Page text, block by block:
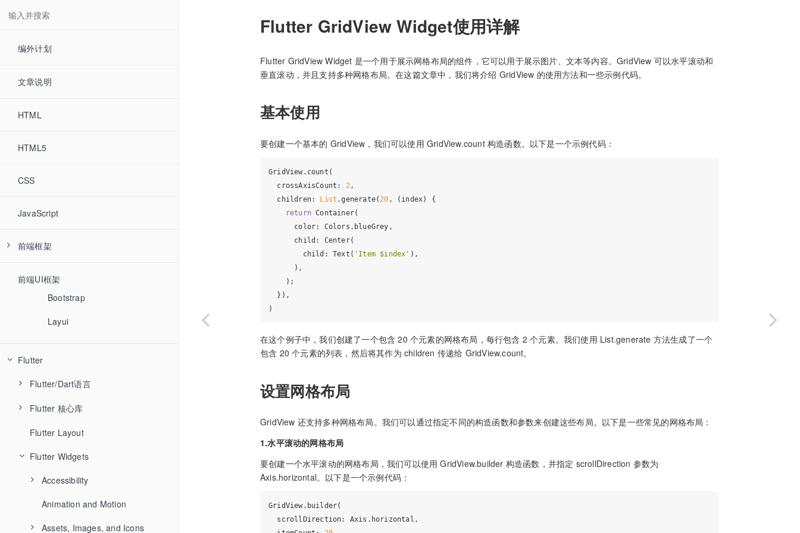
编外计划
文章说明
HTML
HTML5
CSS
JavaScript
前端框架
React
jQuery
Ember
Backbone
前端UI框架
Bootstrap
Layui
Flutter
Flutter/Dart语言
关键字
async
await
Flutter/Dart核心库
dart:async
dart:collection
dart:convert
dart:core
Flutter 核心库
animation
cupertino
foundation
gestures
material
Flutter Layout
Flutter Widgets
Accessibility
ExcludeSemantics
MergeSemantics
Animation and Motion
Assets, Images, and Icons
Flutter GridView Widget使用详解
Flutter GridView Widget 是一个用于展示网格布局的组件，它可以用于展示图片、文本等内容。GridView 可以水平滚动和
垂直滚动，并且支持多种网格布局。在这篇文章中，我们将介绍 GridView 的使用方法和一些示例代码。
基本使用
要创建一个基本的 GridView，我们可以使用 GridView.count 构造函数。以下是一个示例代码：
GridView.count(
  crossAxisCount:
2 ,
  children:
List .generate( 20 , (index) {
return Container(
      color: Colors.blueGrey,
      child: Center(
        child: Text(
'Item $index' ),
      ),
    );
  }),
在这个例子中，我们创建了一个包含 20 个元素的网格布局，每行包含 2 个元素。我们使用 List.generate 方法生成了一个
包含 20 个元素的列表，然后将其作为 children 传递给 GridView.count。
设置网格布局
GridView 还支持多种网格布局。我们可以通过指定不同的构造函数和参数来创建这些布局。以下是一些常见的网格布局：
1.水平滚动的网格布局
要创建一个水平滚动的网格布局，我们可以使用 GridView.builder 构造函数，并指定 scrollDirection 参数为
Axis.horizontal。以下是一个示例代码：
GridView.builder(
  scrollDirection: Axis.horizontal,